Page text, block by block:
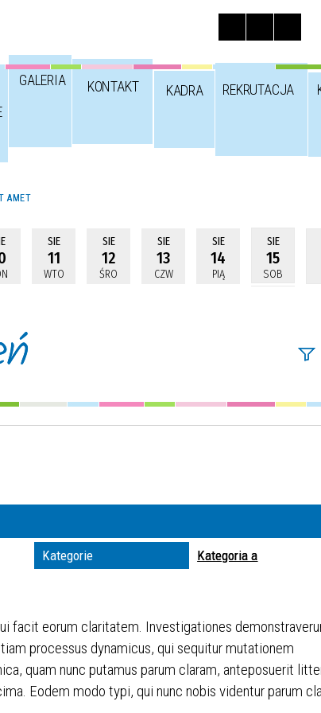
GALERIA KONTAKT KADRA REKRUTACJA
AMET
SIE
11
WTO
SIE
12
ŚRO
SIE
13
CZW
SIE
14
PIĄ
SIE
15
SOB
Kategorie Kategoria a
facit eorum claritatem. Investigationes
processus dynamicus, qui sequitur mutationem
quam nunc putamus parum claram, anteposuerit
Eodem modo typi, qui nunc nobis videntur parum